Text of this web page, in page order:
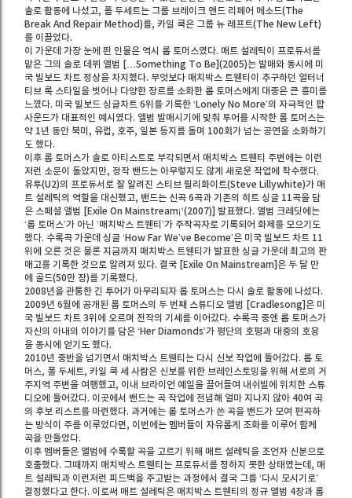
솔로 활동에 나섰고, 폴 두세트는 그룹 브레이크 앤드 리페어 메소드(The
Break And Repair Method)를, 카일 쿡은 그룹 뉴 레프트(The New Left)
를 이끌었다.
이 가운데 가장 눈에 띈 인물은 역시 롭 토머스였다. 매트 설레틱이 프로듀서를
맡은 그의 솔로 데뷔 앨범 […Something To Be](2005)는 발매와 동시에 미
국 빌보드 차트 정상을 차지했다. 무엇보다 매치박스 트웬티이 추구하던 얼터너
티브 록 스타일을 벗어나 다양한 장르를 소화한 롭 토머스에게 대중은 큰 흥미를
느꼈다. 미국 빌보드 싱글차트 6위를 기록한 ‘Lonely No More’의 자극적인 팝
사운드가 대표적인 예시였다. 앨범 발매시기에 맞춰 투어를 시작한 롭 토머스는
약 1년 동안 북미, 유럽, 호주, 일본 등지를 돌며 100회가 넘는 공연을 소화하기
도 했다.
이후 롭 토머스가 솔로 아티스트로 부각되면서 매치박스 트웬티 주변에는 이런
저런 소문이 돌았지만, 정작 밴드는 아무렇지도 않게 새로운 작업에 착수했다.
유투(U2)의 프로듀서로 잘 알려진 스티브 릴리화이트(Steve Lillywhite)가 매
트 설레틱의 역할을 대신했고, 밴드는 신곡 6곡과 기존의 히트 싱글 11곡을 담
은 스페셜 앨범 [Exile On Mainstream¡¹(2007)] 발표했다. 앨범 크레딧에는
‘롭 토머스’가 아닌 ‘매치박스 트웬티’가 주작곡자로 기록되어 화제를 모으기도
했다. 수록곡 가운데 싱글 ‘How Far We’ve Become’은 미국 빌보드 차트 11
위에 오른 것은 물론 지금까지 매치박스 트웬티가 발표한 싱글 가운데 최고의 판
매고를 기록한 것으로 알려져 있다. 결국 [Exile On Mainstream]은 두 달 만
에 골드(50만 장)를 기록했다.
2008년을 관통한 긴 투어가 마무리되자 롭 토머스는 다시 솔로 활동에 나섰다.
2009년 6월에 공개된 롭 토머스의 두 번째 스튜디오 앨범 [Cradlesong]은 미
국 빌보드 차트 3위에 오르며 전작의 기세를 이어갔다. 수록곡 중엔 롭 토머스가
자신의 아내의 이야기를 담은 ‘Her Diamonds’가 평단의 호평과 대중의 호응
을 동시에 얻기도 했다.
2010년 중반을 넘기면서 매치박스 트웬티는 다시 신보 작업에 들어갔다. 롭 토
머스, 폴 두세트, 카일 쿡 세 사람은 신보를 위한 브레인스토밍을 위해 서로의 거
주지역 주변을 여행했고, 이내 브라이언 예일을 끌어들여 내쉬빌에 위치한 스튜
디오에 들어갔다. 이곳에서 밴드는 곡 작업에 전념해 얼마 지나지 않아 40여 곡
의 후보 리스트를 마련했다. 과거에는 롭 토머스가 쓴 곡을 밴드가 모여 편곡하
는 방식이 주를 이루었다면, 이번에는 멤버들이 자유롭게 조화를 이루어 함께
곡을 만들었다.
이후 멤버들은 앨범에 수록할 곡을 고르기 위해 매트 설레틱을 조언자 신분으로
호출했다. 그때까지 매치박스 트웬티는 프로듀서를 정하지 못한 상태였는데, 매
트 설레틱과 이런저런 피드백을 주고받는 과정에서 결국 그를 ‘다시 모시기로’
결정했다고 한다. 이로써 매트 설레틱은 매치박스 트웬티의 정규 앨범 4장과 롭